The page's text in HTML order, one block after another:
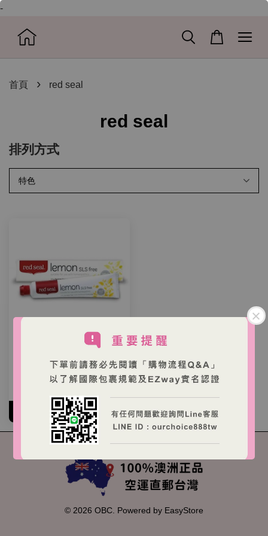
-
首頁 › red seal
red seal
排列方式
Red seal 紅印天然牙膏 六
款可選(檸檬/小蘇打/去菸漬/
草本/蜂膠/兒童)
加入購物車
© 2026 OBC. Powered by EasyStore